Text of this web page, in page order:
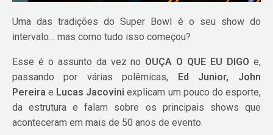
Uma das tradições do Super Bowl é o seu show do
intervalo… mas como tudo isso começou?
Esse é o assunto da vez no OUÇA O QUE EU DIGO e,
passando por várias polêmicas, Ed Junior, John
Pereira e Lucas Jacovini explicam um pouco do esporte,
da estrutura e falam sobre os principais shows que
aconteceram em mais de 50 anos de evento.